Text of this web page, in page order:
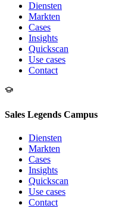
Diensten
Markten
Cases
Insights
Quickscan
Use cases
Contact
Sales Legends Campus
Diensten
Markten
Cases
Insights
Quickscan
Use cases
Contact